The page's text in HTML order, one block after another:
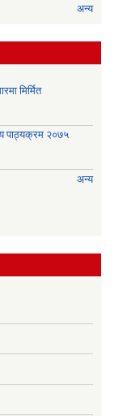
अन्य
मिर्मित
पाठ्यक्रम २०७५
अन्य